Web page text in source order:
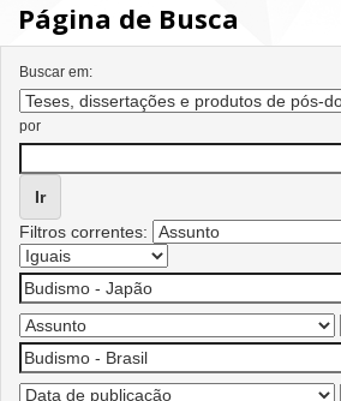
Página de Busca
Buscar em:
por
Filtros correntes: